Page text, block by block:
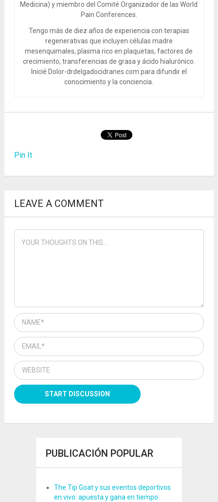
Medicina) y miembro del Comité Organizador de las World
Pain Conferences.
Tengo más de diez años de experiencia con terapias
regenerativas que incluyen células madre
mesenquimales, plasma rico en plaquetas, factores de
crecimiento, transferencias de grasa y ácido hialurónico.
Inicié Dolor-drdelgadocidranes.com para difundir el
conocimiento y la conciencia.
Pin It
LEAVE A COMMENT
PUBLICACIÓN POPULAR
The Tip Goat y sus eventos deportivos
en vivo: apuesta y gana en tiempo